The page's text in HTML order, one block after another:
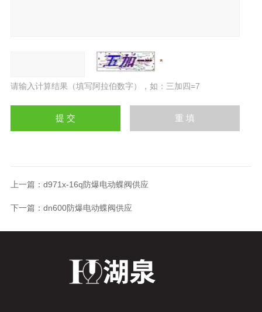
请输入计算结果（填写阿拉伯数字），如：三加四=7
上一篇： d971x-16q防爆电动蝶阀供应
下一篇： dn600防爆电动蝶阀供应